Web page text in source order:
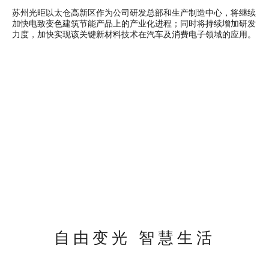
苏州光昛以太仓高新区作为公司研发总部和生产制造中心，将继续
加快电致变色建筑节能产品上的产业化进程；同时将持续增加研发
力度，加快实现该关键新材料技术在汽车及消费电子领域的应用。
自由变光 智慧生活